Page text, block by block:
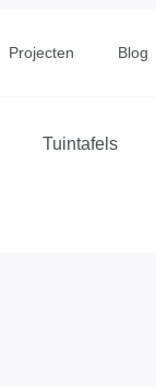
Projecten Blog
Tuintafels